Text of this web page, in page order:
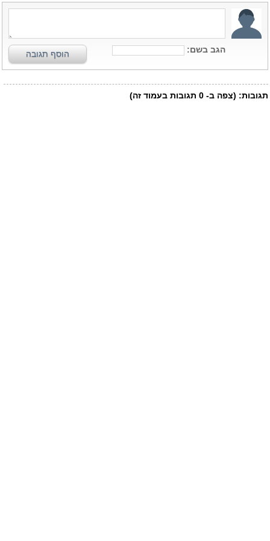
הגב בשם: הוסף תגובה
תגובות: (צפה ב- 0 תגובות בעמוד זה)